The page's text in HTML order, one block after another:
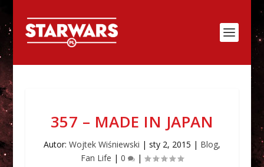
357 – MADE IN JAPAN
Autor: Wojtek Wiśniewski | sty 2, 2015 | Blog,
Fan Life | 0 |